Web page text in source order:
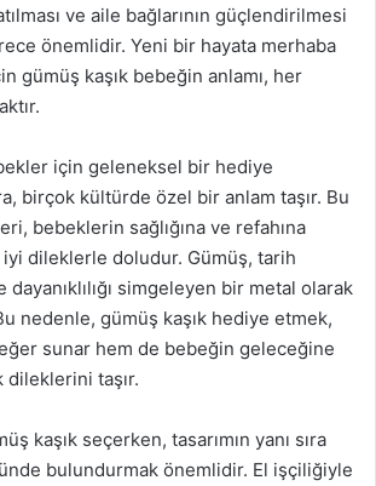
ve aile bağlarının güçlendirilmesi
önemlidir. Yeni bir hayata merhaba
gümüş kaşık bebeğin anlamı, her
için geleneksel bir hediye
birçok kültürde özel bir anlam taşır. Bu
bebeklerin sağlığına ve refahına
dileklerle doludur. Gümüş, tarih
dayanıklılığı simgeleyen bir metal olarak
nedenle, gümüş kaşık hediye etmek,
sunar hem de bebeğin geleceğine
taşır.
kaşık seçerken, tasarımın yanı sıra
bulundurmak önemlidir. El işçiliğiyle